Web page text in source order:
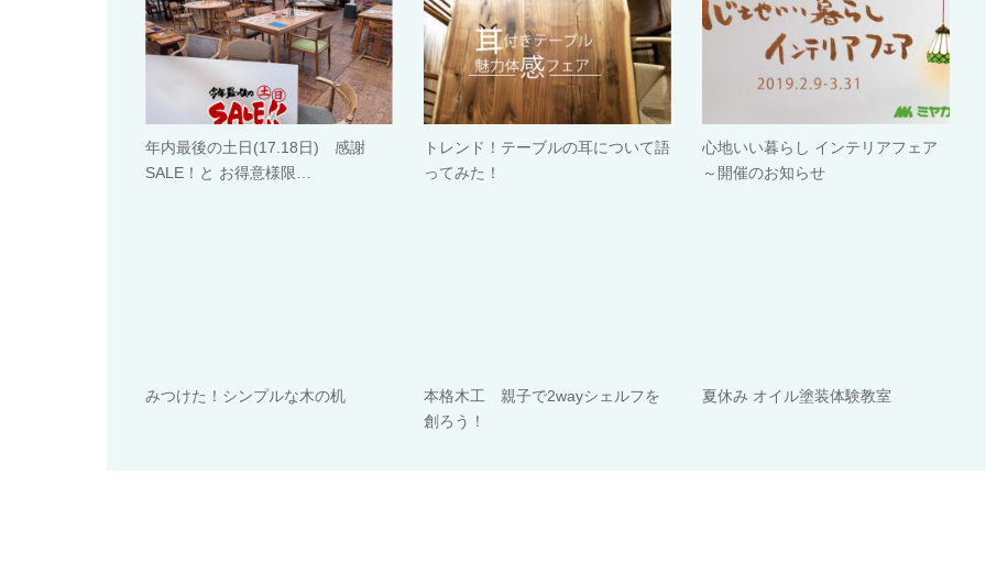
年内最後の土日(17.18日) 感謝
SALE！と お得意様限…
トレンド！テーブルの耳について語
ってみた！
心地いい暮らし インテリアフェア
～開催のお知らせ
みつけた！シンプルな木の机
本格木工 親子で2wayシェルフを
創ろう！
夏休み オイル塗装体験教室